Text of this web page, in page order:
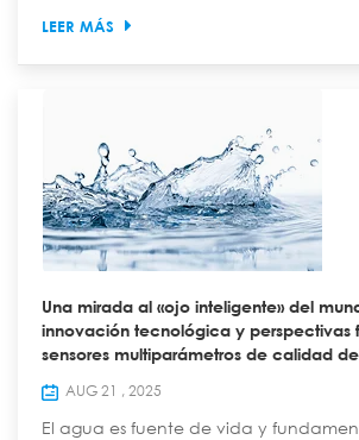
a continuación: Región Porcentaje de
LEER MÁS
Una mirada al «ojo inteligente» del
innovación tecnológica y perspectivas
sensores multiparámetros de calidad
AUG 21 , 2025
El agua es fuente de vida y